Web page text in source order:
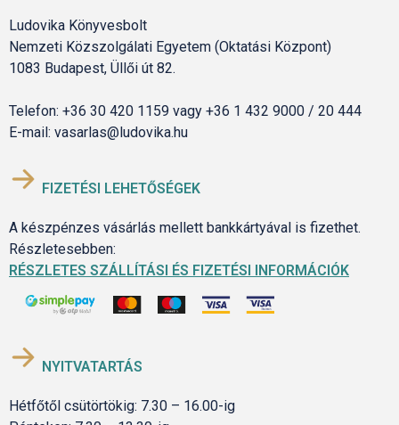
Ludovika Könyvesbolt
Nemzeti Közszolgálati Egyetem (Oktatási Központ)
1083 Budapest, Üllői út 82.
Telefon: +36 30 420 1159 vagy +36 1 432 9000 / 20 444
E-mail: vasarlas@ludovika.hu
FIZETÉSI LEHETŐSÉGEK
A készpénzes vásárlás mellett bankkártyával is fizethet.
Részletesebben:
RÉSZLETES SZÁLLÍTÁSI ÉS FIZETÉSI INFORMÁCIÓK
NYITVATARTÁS
Hétfőtől csütörtökig: 7.30 – 16.00-ig